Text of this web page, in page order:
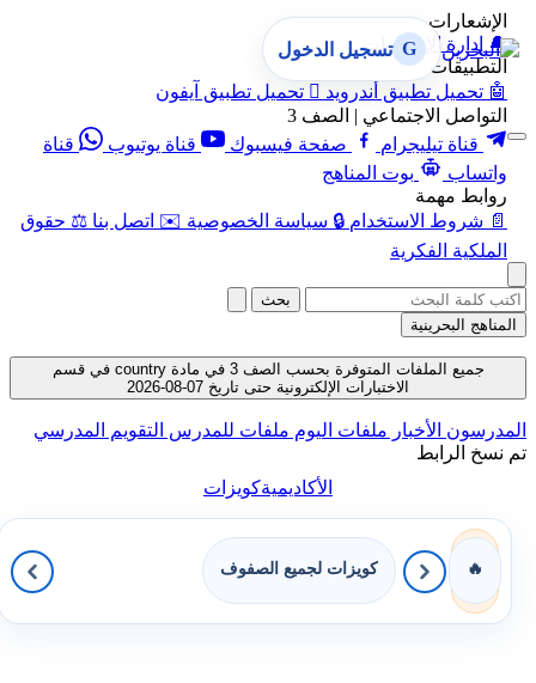
الإشعارات
🔔 إدارة الإشعارات
التطبيقات
🤖 تحميل تطبيق أندرويد  تحميل تطبيق آيفون
التواصل الاجتماعي | الصف 3
قناة تيليجرام
صفحة فيسبوك قناة يوتيوب
قناة
واتساب
بوت المناهج
روابط مهمة
📄 شروط الاستخدام 🔒 سياسة الخصوصية ✉️ اتصل بنا ⚖️ حقوق
الملكية الفكرية
G تسجيل الدخول
بحث
المناهج البحرينية
جميع الملفات المتوفرة بحسب الصف 3 في مادة country في قسم
الاختبارات الإلكترونية حتى تاريخ 07-08-2026
المدرسون الأخبار ملفات اليوم ملفات للمدرس التقويم المدرسي
تم نسخ الرابط
الأكاديميةكويزات
🔥 كويزات لجميع الصفوف